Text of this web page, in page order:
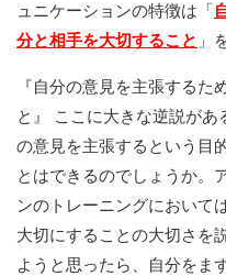
ュニケーションの特徴は「
分と相手を大切すること 」
『自分の意見を主張するた
と』 ここに大きな逆説が
の意見を主張するという目
とはできるのでしょうか。
ンのトレーニングにおいて
大切にすることの大切さを
ようと思ったら、自分をま